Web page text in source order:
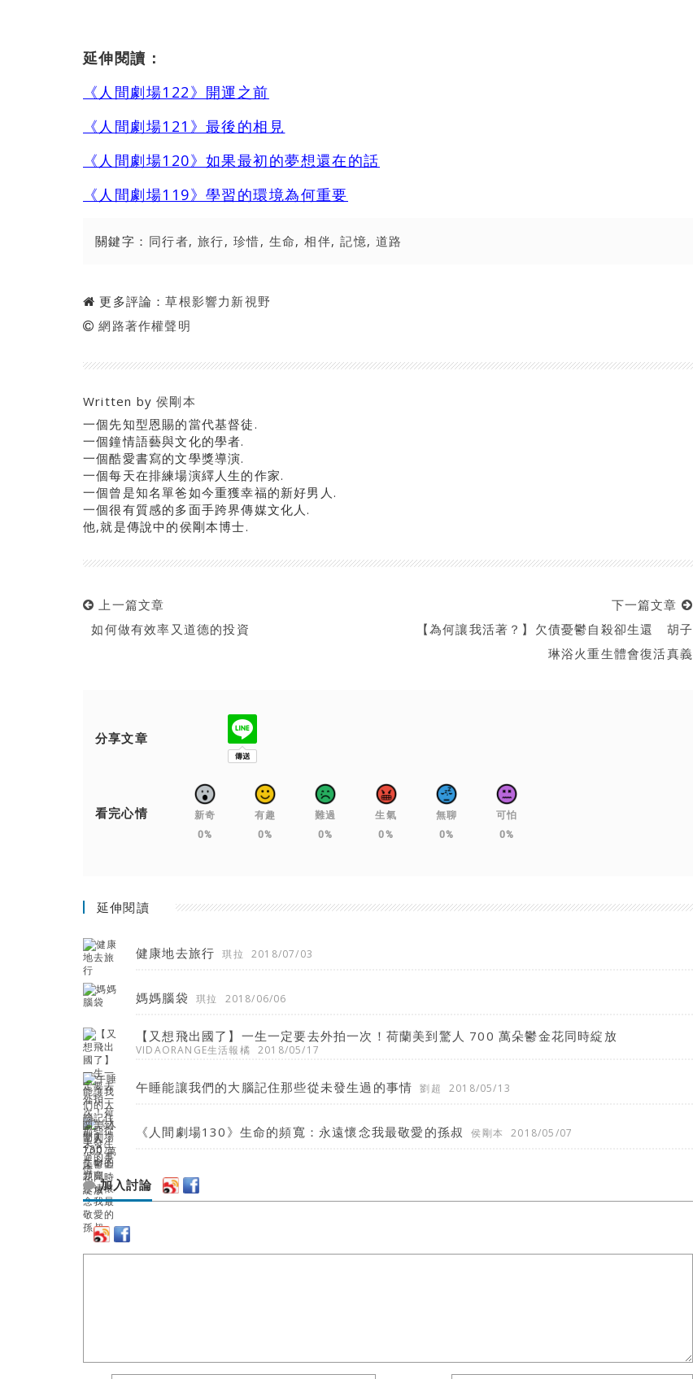
延伸閱讀：
《人間劇場122》開運之前
《人間劇場121》最後的相見
《人間劇場120》如果最初的夢想還在的話
《人間劇場119》學習的環境為何重要
關鍵字： 同行者, 旅行, 珍惜, 生命,相伴,記憶, 道路
更多評論：草根影響力新視野
網路著作權聲明
Written by侯剛本
一個先知型恩賜的當代基督徒.
一個鐘情語藝與文化的學者.
一個酷愛書寫的文學獎導演.
一個每天在排練場演繹人生的作家.
一個曾是知名單爸如今重獲幸福的新好男人.
一個很有質感的多面手跨界傳媒文化人.
他,就是傳說中的侯剛本博士.
上一篇文章
如何做有效率又道德的投資
下一篇文章
【為何讓我活著？】欠債憂鬱自殺卻生還 胡子
琳浴火重生體會復活真義
分享文章
看完心情
新奇
0%
有趣
0%
難過
0%
生氣
0%
無聊
0%
可怕
0%
延伸閱讀
健康地去旅行 琪拉 2018/07/03
媽媽腦袋 琪拉 2018/06/06
【又想飛出國了】一生一定要去外拍一次！荷蘭美到驚人 700 萬朵鬱金花同時綻放
VIDAORANGE生活報橘 2018/05/17
午睡能讓我們的大腦記住那些從未發生過的事情 劉超 2018/05/13
《人間劇場130》生命的頻寬：永遠懷念我最敬愛的孫叔 侯剛本 2018/05/07
加入討論